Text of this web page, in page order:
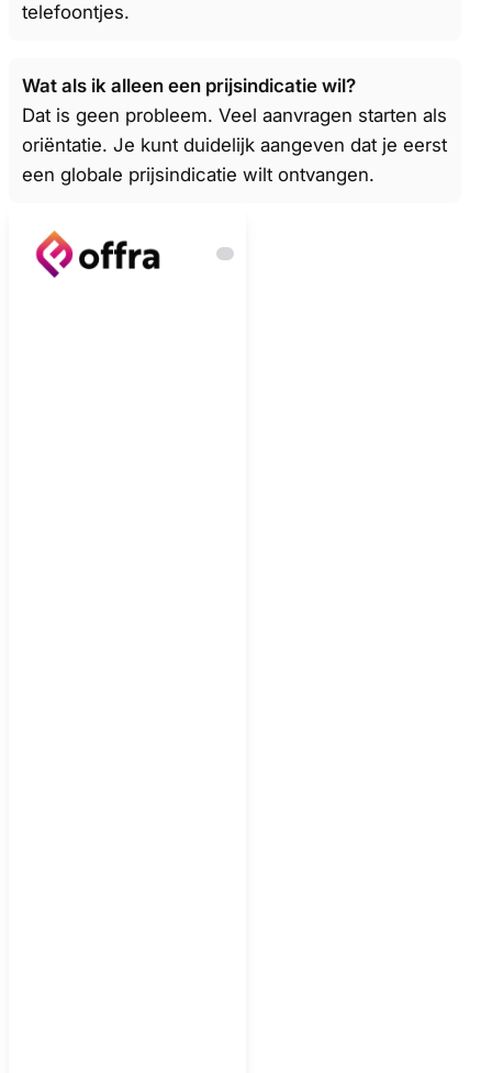
telefoontjes.
Wat als ik alleen een prijsindicatie wil?
Dat is geen probleem. Veel aanvragen starten als
oriëntatie. Je kunt duidelijk aangeven dat je eerst
een globale prijsindicatie wilt ontvangen.